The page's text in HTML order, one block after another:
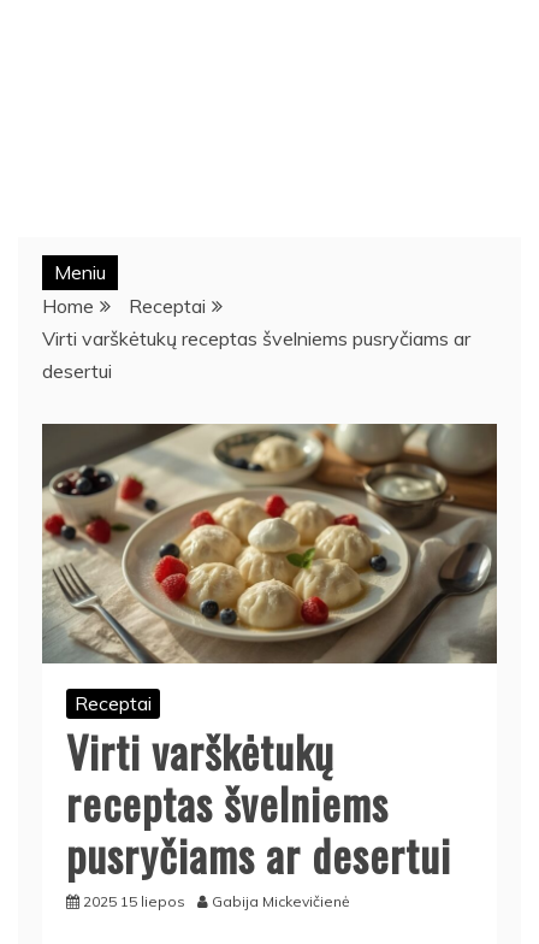
Meniu
Home
Receptai
Virti varškėtukų receptas švelniems pusryčiams ar
desertui
Receptai
Virti varškėtukų
receptas švelniems
pusryčiams ar desertui
2025 15 liepos Gabija Mickevičienė